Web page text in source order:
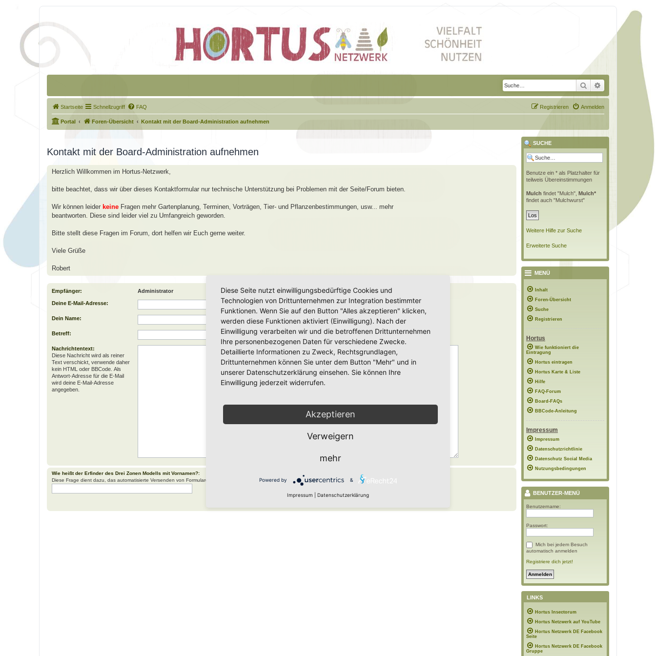
Suche Erweiterte Suche
Startseite Schnellzugriff FAQ Anmelden
Registrieren
Portal Foren-Übersicht Kontakt mit der Board-Administration aufnehmen
Kontakt mit der Board-Administration aufnehmen
Herzlich Willkommen im Hortus-Netzwerk,
bitte beachtet, dass wir über dieses Kontaktformular nur technische Unterstützung bei Problemen mit der Seite/Forum bieten.
Wir können leider keine Fragen mehr Gartenplanung, Terminen, Vorträgen, Tier- und Pflanzenbestimmungen, usw... mehr
beantworten. Diese sind leider viel zu Umfangreich geworden.
Bitte stellt diese Fragen im Forum, dort helfen wir Euch gerne weiter.
Viele Grüße
Robert
Empfänger: Administrator
Deine E-Mail-Adresse:
Dein Name:
Betreff:
Nachrichtentext:
Diese Nachricht wird als reiner
Text verschickt, verwende daher
kein HTML oder BBCode. Als
Antwort-Adresse für die E-Mail
wird deine E-Mail-Adresse
angegeben.
Wie heißt der Erfinder des Drei Zonen Modells mit Vornamen?:
Diese Frage dient dazu, das automatisierte Versenden von Formularen durch Spam-Bots zu verhindern.
SUCHE
Benutze ein * als Platzhalter für
teilweis Übereinstimmungen
Mulch findet "Mulch", Mulch*
findet auch "Mulchwurst"
Weitere Hilfe zur Suche
Erweiterte Suche
MENÜ
Inhalt
Foren-Übersicht
Suche
Registrieren
Hortus
Wie funktioniert die
Eintragung
Hortus eintragen
Hortus Karte & Liste
Hilfe
FAQ-Forum
Board-FAQs
BBCode-Anleitung
Impressum
Impressum
Datenschutzrichtlinie
Datenschutz Social Media
Nutzungsbedingungen
BENUTZER-MENÜ
Benutzername:
Passwort:
Mich bei jedem Besuch
automatisch anmelden
Registriere dich jetzt!
LINKS
Hortus Insectorum
Hortus Netzwerk auf YouTube
Hortus Netzwerk DE Facebook
Seite
Hortus Netzwerk DE Facebook
Gruppe
Diese Seite nutzt einwilligungsbedürftige Cookies und
Technologien von Drittunternehmen zur Integration bestimmter
Funktionen. Wenn Sie auf den Button "Alles akzeptieren" klicken,
werden diese Funktionen aktiviert (Einwilligung). Nach der
Einwilligung verarbeiten wir und die betroffenen Drittunternehmen
Ihre personenbezogenen Daten für verschiedene Zwecke.
Detaillierte Informationen zu Zweck, Rechtsgrundlagen,
Drittunternehmen können Sie unter dem Button "Mehr" und in
unserer Datenschutzerklärung einsehen. Sie können Ihre
Einwilligung jederzeit widerrufen.
Akzeptieren
Verweigern
mehr
Powered by &
Impressum Datenschutzerklärung